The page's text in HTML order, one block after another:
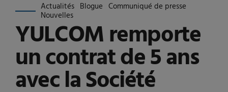
Actualités Blogue Communiqué de presse
Nouvelles
YULCOM remporte
un contrat de 5 ans
avec la Société